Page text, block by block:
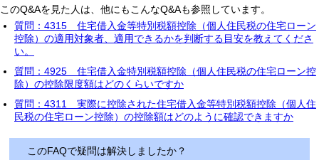
このQ&Aを見た人は、他にもこんなQ&Aも参照しています。
質問：4315 住宅借入金等特別税額控除（個人住民税の住宅ローン
控除）の適用対象者、適用できるかを判断する目安を教えてくださ
い。
質問：4925 住宅借入金特別税額控除（個人住民税の住宅ローン控
除）の控除限度額はどのくらいですか
質問：4311 実際に控除された住宅借入金等特別税額控除（個人住
民税の住宅ローン控除）の控除額はどのように確認できますか
このFAQで疑問は解決しましたか？